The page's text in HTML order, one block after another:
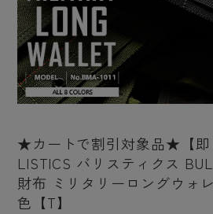
★カートで割引対象品★【即
LISTICS バリスティクス
財布 ミリタリーロングウォ
色【T】